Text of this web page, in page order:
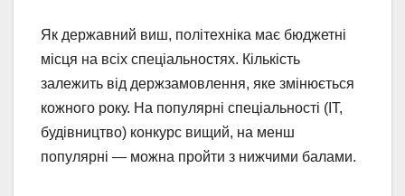
Як державний виш, політехніка має бюджетні
місця на всіх спеціальностях. Кількість
залежить від держзамовлення, яке змінюється
кожного року. На популярні спеціальності (IT,
будівництво) конкурс вищий, на менш
популярні — можна пройти з нижчими балами.